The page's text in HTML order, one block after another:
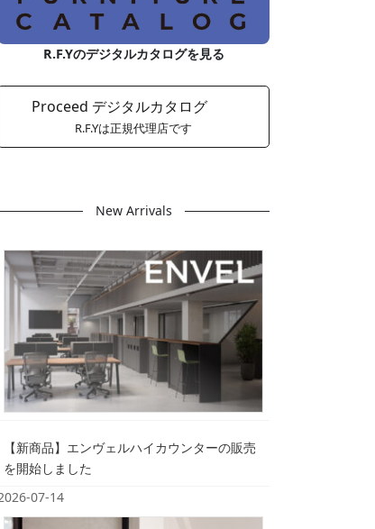
R.F.Yのデジタルカタログを見る
Proceed デジタルカタログ
R.F.Yは正規代理店です
New Arrivals
【新商品】エンヴェルハイカウンターの販売
を開始しました
07-14